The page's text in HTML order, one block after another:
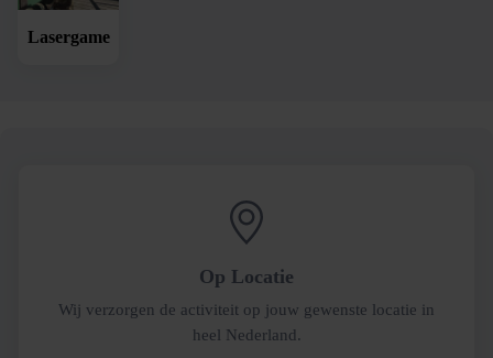
Lasergame
Op Locatie
Wij verzorgen de activiteit op jouw gewenste locatie in
heel Nederland.